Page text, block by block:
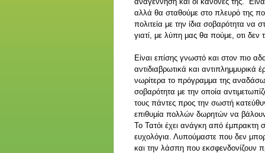
αλλά θα σταθούμε στο πλευρό της
πολιτεία με την ίδια σοβαρότητα να
γιατί, με λύπη μας θα πούμε, οτι δεν
Είναι επίσης γνωστό και στον πιο
αντιδιαβρωτικά και
νωρίτερα το πρόγραμμα της
σοβαρότητα με την οποία
τους πάντες προς την σωστή
επιθυμία πολλών δωρητών να
Το Τατόι έχει ανάγκη από έμπρακτη
ευχολόγια. Λυπούμαστε που δεν
και την λάσπη που εκσφενδονίζουν